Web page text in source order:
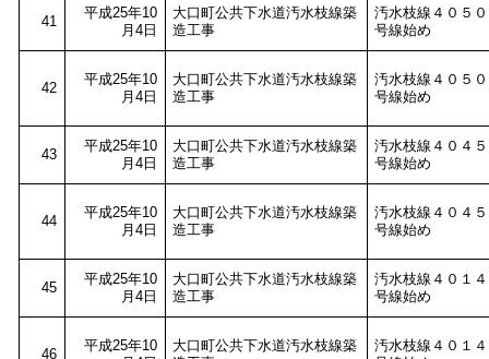
41
平成25年10
月4日
大口町公共下水道汚水枝線築
造工事
汚水枝線４０５０
号線始め
42
平成25年10
月4日
大口町公共下水道汚水枝線築
造工事
汚水枝線４０５０
号線始め
43
平成25年10
月4日
大口町公共下水道汚水枝線築
造工事
汚水枝線４０４５
号線始め
44
平成25年10
月4日
大口町公共下水道汚水枝線築
造工事
汚水枝線４０４５
号線始め
45
平成25年10
月4日
大口町公共下水道汚水枝線築
造工事
汚水枝線４０１４
号線始め
46
平成25年10
大口町公共下水道汚水枝線築
汚水枝線４０１４